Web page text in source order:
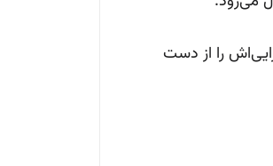
را از دست